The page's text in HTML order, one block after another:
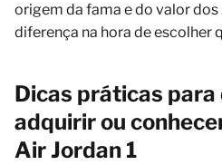
origem da fama e do valor dos
diferença na hora de escolher
Dicas práticas para
adquirir ou
Air Jordan 1